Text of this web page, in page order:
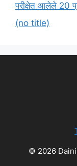
परीक्षेत आलेले
(no title)
© 2026